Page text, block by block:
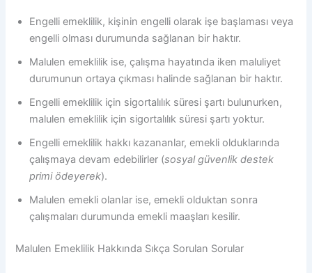
Engelli emeklilik, kişinin engelli olarak işe başlaması veya
engelli olması durumunda sağlanan bir haktır.
Malulen emeklilik ise, çalışma hayatında iken maluliyet
durumunun ortaya çıkması halinde sağlanan bir haktır.
Engelli emeklilik için sigortalılık süresi şartı bulunurken,
malulen emeklilik için sigortalılık süresi şartı yoktur.
Engelli emeklilik hakkı kazananlar, emekli olduklarında
çalışmaya devam edebilirler (sosyal güvenlik destek
primi ödeyerek).
Malulen emekli olanlar ise, emekli olduktan sonra
çalışmaları durumunda emekli maaşları kesilir.
Malulen Emeklilik Hakkında Sıkça Sorulan Sorular